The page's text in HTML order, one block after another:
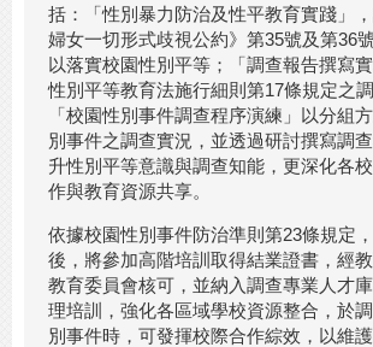
括：「性別暴力防治及性平教育實踐」
婦女一切形式歧視公約》第35號及第36
以落實校園性別平等；「調查報告撰寫
性別平等教育法施行細則第17條規定之
「校園性別事件調查程序演練」以分組
別事件之調查實況，並透過研討撰寫調
升性別平等意識與調查知能，更深化各
作與教育資源共享。
依據校園性別事件防治準則第23條規定
後，將參加高階培訓取得結業證書，經
教育委員會核可，並納入調查專業人才
理培訓，強化各區域學校資源整合，於
別事件時，可發揮校際合作綜效，以維護